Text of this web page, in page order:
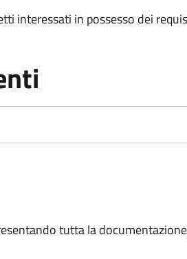
interessati in possesso dei
tutta la